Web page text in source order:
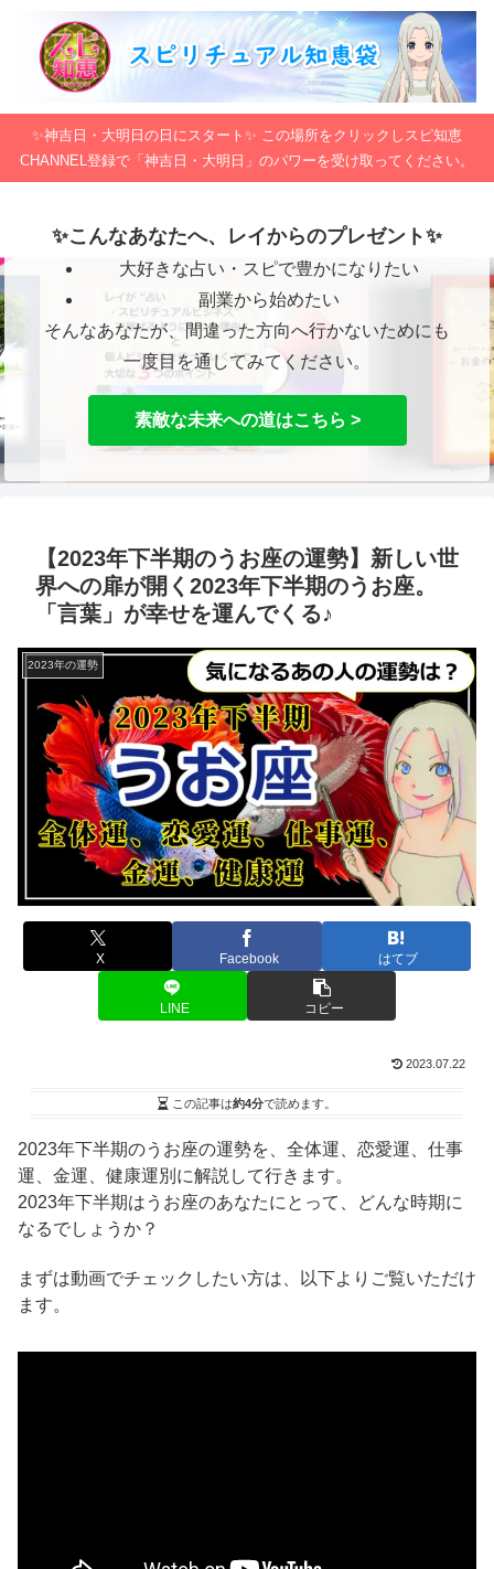
✨神吉日・大明日の日にスタート✨ この場所をクリックしスピ知恵
CHANNEL登録で「神吉日・大明日」のパワーを受け取ってください。
✨こんなあなたへ、レイからのプレゼント✨
大好きな占い・スピで豊かになりたい
副業から始めたい
そんなあなたが、間違った方向へ行かないためにも
一度目を通してみてください。
素敵な未来への道はこちら >
【2023年下半期のうお座の運勢】新しい世
界への扉が開く2023年下半期のうお座。
「言葉」が幸せを運んでくる♪
2023年の運勢
X Facebook はてブ
LINE コピー
2023.07.22
この記事は約4分で読めます。
2023年下半期のうお座の運勢を、全体運、恋愛運、仕事
運、金運、健康運別に解説して行きます。
2023年下半期はうお座のあなたにとって、どんな時期に
なるでしょうか？
まずは動画でチェックしたい方は、以下よりご覧いただけ
ます。